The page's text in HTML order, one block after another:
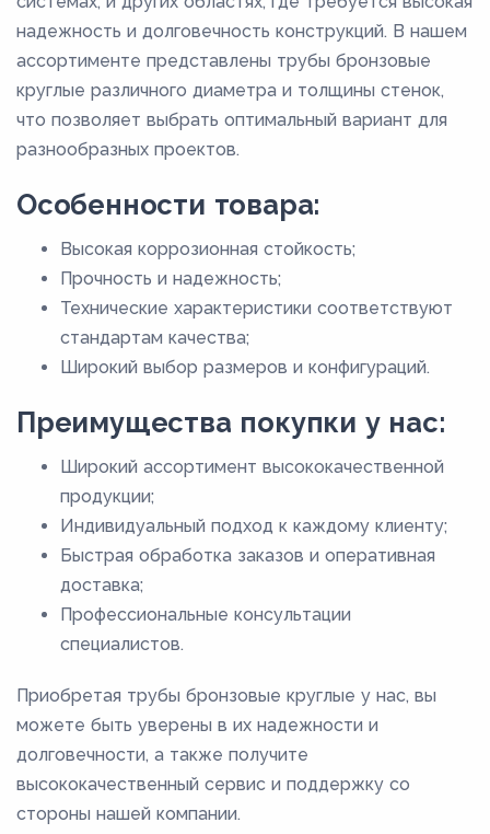
надежность и долговечность конструкций. В нашем
ассортименте представлены трубы бронзовые
круглые различного диаметра и толщины стенок,
что позволяет выбрать оптимальный вариант для
разнообразных проектов.
Особенности товара:
Высокая коррозионная стойкость;
Прочность и надежность;
Технические характеристики соответствуют
стандартам качества;
Широкий выбор размеров и конфигураций.
Преимущества покупки у нас:
Широкий ассортимент высококачественной
продукции;
Индивидуальный подход к каждому клиенту;
Быстрая обработка заказов и оперативная
доставка;
Профессиональные консультации
специалистов.
Приобретая трубы бронзовые круглые у нас, вы
можете быть уверены в их надежности и
долговечности, а также получите
высококачественный сервис и поддержку со
стороны нашей компании.